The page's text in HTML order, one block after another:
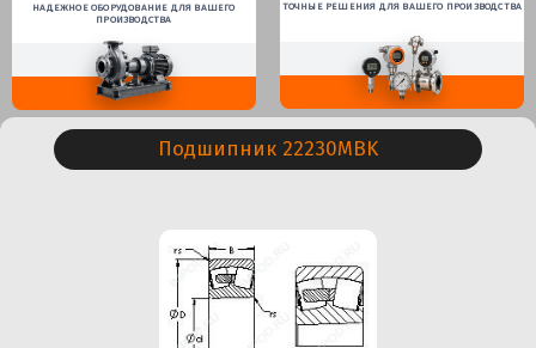
НАДЕЖНОЕ ОБОРУДОВАНИЕ ДЛЯ ВАШЕГО
ПРОИЗВОДСТВА
ТОЧНЫЕ РЕШЕНИЯ ДЛЯ ВАШЕГО ПРОИЗВОДСТВА
Подшипник 22230MBK